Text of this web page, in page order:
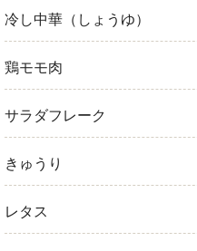
冷し中華（しょうゆ）
鶏モモ肉
サラダフレーク
きゅうり
レタス
有賀薫さんのスープ
ピーマン